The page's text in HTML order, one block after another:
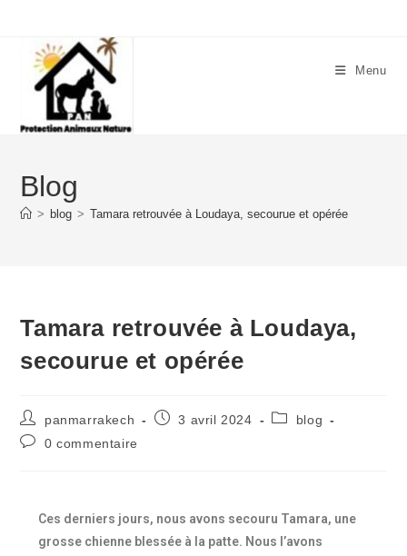
Menu
Blog
> blog > Tamara retrouvée à Loudaya, secourue et opérée
Tamara retrouvée à Loudaya,
secourue et opérée
panmarrakech 3 avril 2024
blog
0 commentaire
Ces derniers jours, nous avons secouru Tamara, une
grosse chienne blessée à la patte. Nous l’avons